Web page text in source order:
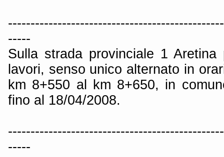
-----
Sulla strada provinciale 1
lavori, senso unico alternato in
km 8+550 al km 8+650, in
fino al 18/04/2008.
-----